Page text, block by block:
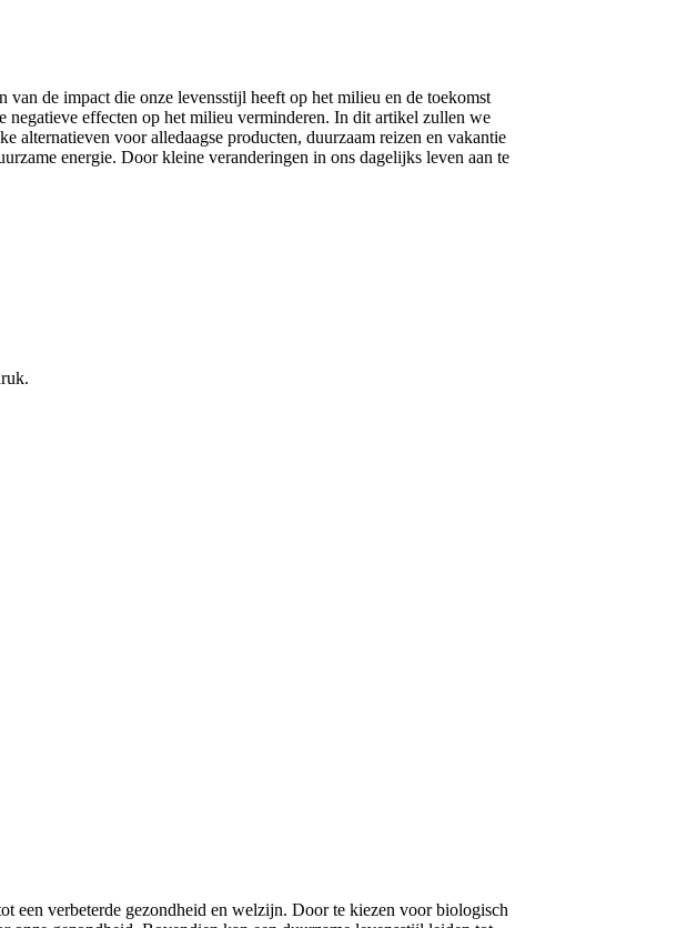
de impact die onze levensstijl heeft op het milieu en de toekomst
negatieve effecten op het milieu verminderen. In dit artikel zullen we
alternatieven voor alledaagse producten, duurzaam reizen en vakantie
energie. Door kleine veranderingen in ons dagelijks leven aan te
een verbeterde gezondheid en welzijn. Door te kiezen voor biologisch